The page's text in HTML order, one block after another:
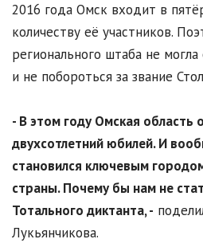
2016 года Омск входит в
количеству её участников.
регионального штаба не
и не побороться за звание
- В этом году Омская область
двухсотлетний юбилей. И
становился ключевым
страны. Почему бы нам не
Тотального диктанта, -
Лукьянчикова.